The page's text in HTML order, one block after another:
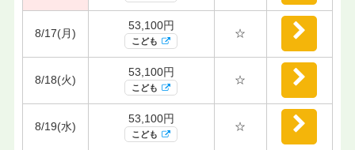
8/17(月)
53,100円
こども
☆
8/18(火)
53,100円
こども
☆
8/19(水)
53,100円
こども
☆